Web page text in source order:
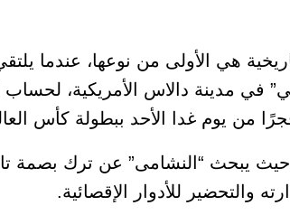
هي الأولى من نوعها، عندما
مدينة دالاس الأمريكية، لحساب
يوم غدا الأحد ببطولة كأس العالم
حيث يبحث “النشامى” عن ترك بصمة
والتحضير للأدوار الإقصائية.